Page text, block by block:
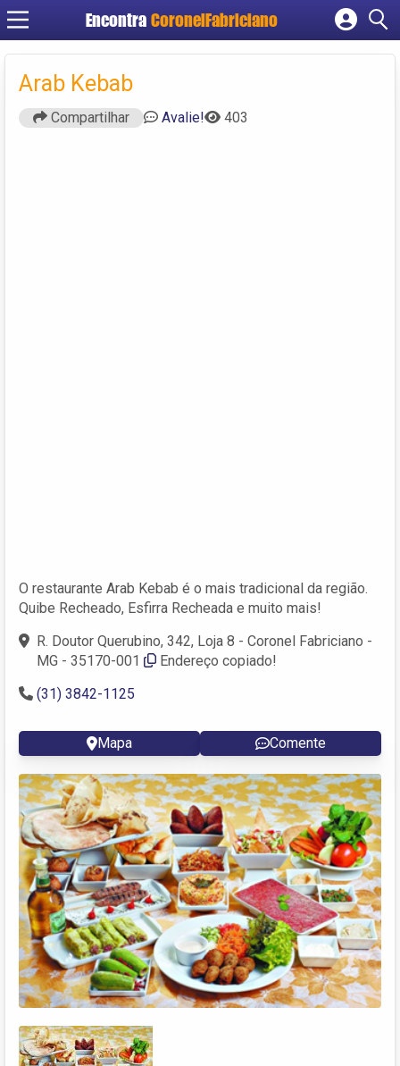
Encontra CoronelFabriciano
Cadastrar empresa
Arab Kebab
Compartilhar Avalie! 403
O restaurante Arab Kebab é o mais tradicional da região.
Quibe Recheado, Esfirra Recheada e muito mais!
R. Doutor Querubino, 342, Loja 8 - Coronel Fabriciano -
MG - 35170-001
Endereço copiado!
(31) 3842-1125
Mapa Comente